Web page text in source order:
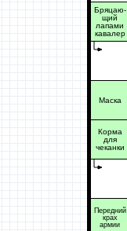
Бряцаю-
щий
лапами
кавалер
Маска
Корма
для
чеканки
Передний
крах
армии